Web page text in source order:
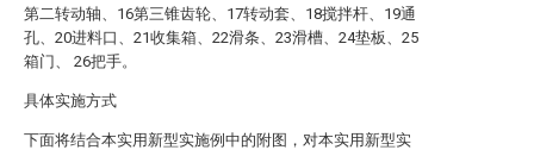
第二转动轴、16第三锥齿轮、17转动套、18搅拌杆、19通
孔、20进料口、21收集箱、22滑条、23滑槽、24垫板、25
箱门、 26把手。
具体实施方式
下面将结合本实用新型实施例中的附图，对本实用新型实